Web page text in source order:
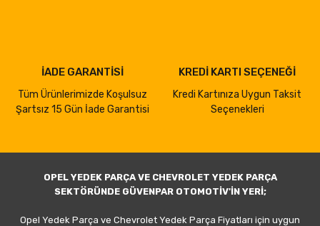
İADE GARANTİSİ
Tüm Ürünlerimizde Koşulsuz
Şartsız 15 Gün İade Garantisi
KREDİ KARTI SEÇENEĞİ
Kredi Kartınıza Uygun Taksit
Seçenekleri
OPEL YEDEK PARÇA VE CHEVROLET YEDEK PARÇA
SEKTÖRÜNDE GÜVENPAR OTOMOTİV'İN YERİ;
Opel Yedek Parça ve Chevrolet Yedek Parça Fiyatları için uygun